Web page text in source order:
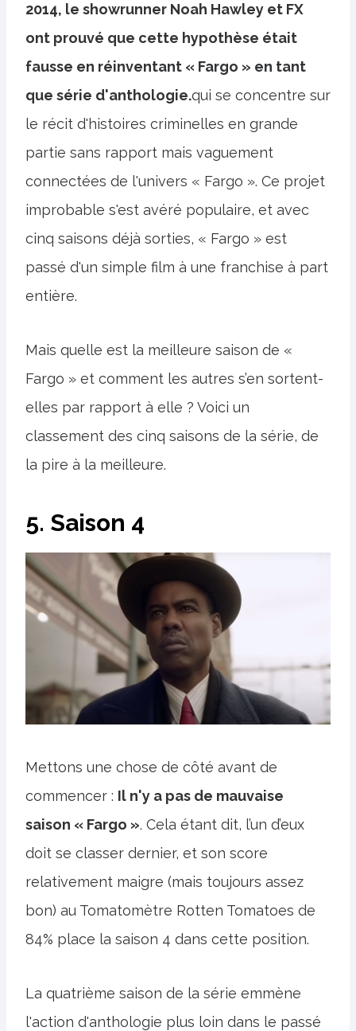
2014, le showrunner Noah Hawley et FX
ont prouvé que cette hypothèse était
fausse en réinventant « Fargo » en tant
que série d'anthologie.qui se concentre sur
le récit d'histoires criminelles en grande
partie sans rapport mais vaguement
connectées de l'univers « Fargo ». Ce projet
improbable s'est avéré populaire, et avec
cinq saisons déjà sorties, « Fargo » est
passé d'un simple film à une franchise à part
entière.
Mais quelle est la meilleure saison de «
Fargo » et comment les autres s’en sortent-
elles par rapport à elle ? Voici un
classement des cinq saisons de la série, de
la pire à la meilleure.
5. Saison 4
Mettons une chose de côté avant de
commencer : Il n'y a pas de mauvaise
saison « Fargo ». Cela étant dit, l’un d’eux
doit se classer dernier, et son score
relativement maigre (mais toujours assez
bon) au Tomatomètre Rotten Tomatoes de
84% place la saison 4 dans cette position.
La quatrième saison de la série emmène
l'action d'anthologie plus loin dans le passé